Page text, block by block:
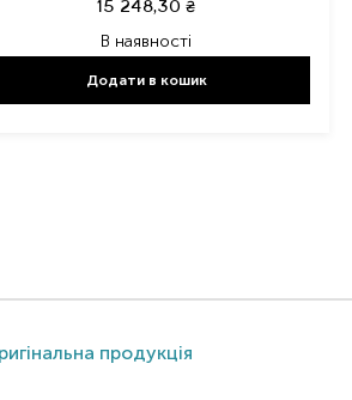
15 248,30₴
В наявності
Додати в кошик
продукція